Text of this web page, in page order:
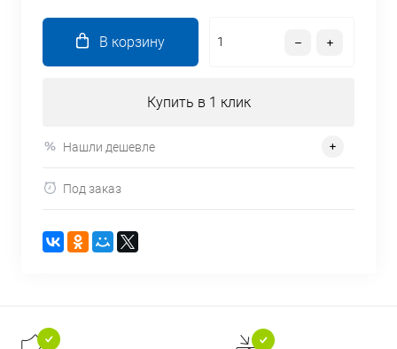
В корзину
Купить в 1 клик
Нашли дешевле
Под заказ